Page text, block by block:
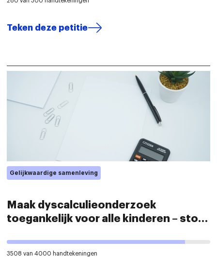
Teken deze petitie
Gelijkwaardige samenleving
Maak dyscalculieonderzoek
toegankelijk voor alle kinderen – stop
3508 van 4000 handtekeningen